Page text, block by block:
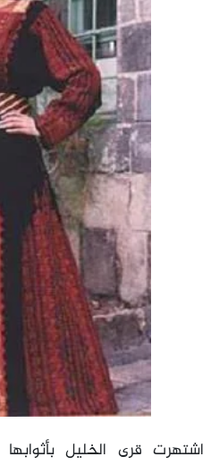
اشتهرت قرى الخليل بأثوابها